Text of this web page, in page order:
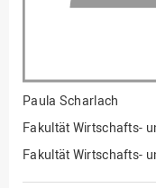
Gesellschaftliches
Paula Scharlach
Fakultät Wirtschafts-
Fakultät Wirtschafts-